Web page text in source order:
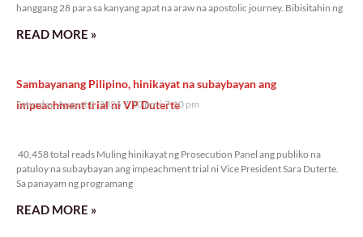
hanggang 28 para sa kanyang apat na araw na apostolic journey. Bibisitahin ng
READ MORE »
Sambayanang Pilipino, hinikayat na subaybayan ang
impeachment trial ni VP Duterte
Saturday, August 8, 2026 7:10 pm 7:10 pm
40,458 total reads Muling hinikayat ng Prosecution Panel ang publiko na
patuloy na subaybayan ang impeachment trial ni Vice President Sara Duterte.
Sa panayam ng programang
READ MORE »